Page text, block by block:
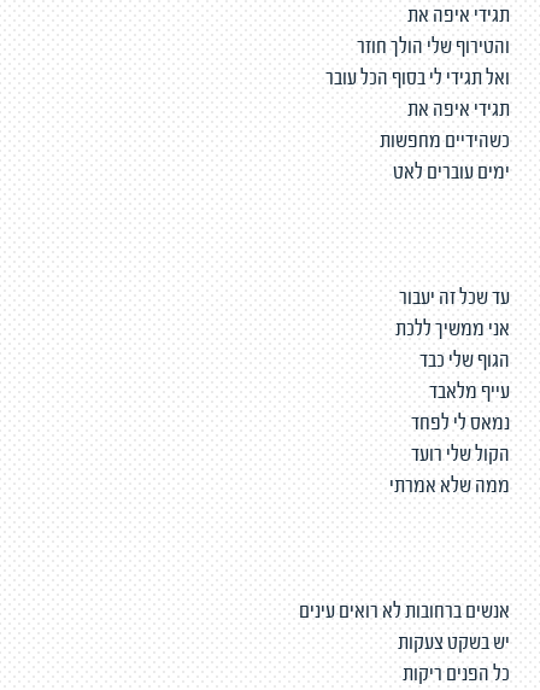
תגידי איפה את
והטירוף שלי הולך חוזר
ואל תגידי לי בסוף הכל עובר
תגידי איפה את
כשהידיים מחפשות
ימים עוברים לאט
עד שכל זה יעבור
אני ממשיך ללכת
הגוף שלי כבד
עייף מלאבד
נמאס לי לפחד
הקול שלי רועד
ממה שלא אמרתי
אנשים ברחובות לא רואים עינים
יש בשקט צעקות
כל הפנים ריקות